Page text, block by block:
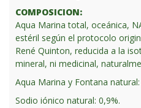
COMPOSICION:
Aqua Marina total, oceánica,
estéril según el protocolo
René Quinton, reducida a la
mineral, ni medicinal,
Aqua Marina y Fontana
Sodio iónico natural: 0,9%.